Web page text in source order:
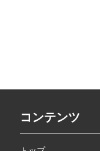
コンテンツ